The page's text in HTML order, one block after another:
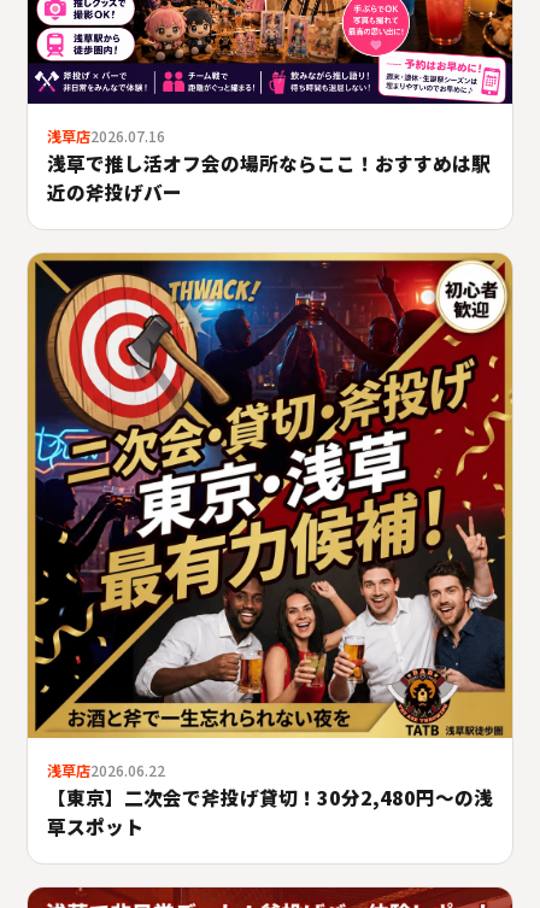
浅草店2026.07.16
浅草で推し活オフ会の場所ならここ！おすすめは駅
近の斧投げバー
浅草店2026.06.22
【東京】二次会で斧投げ貸切！30分2,480円〜の浅
草スポット